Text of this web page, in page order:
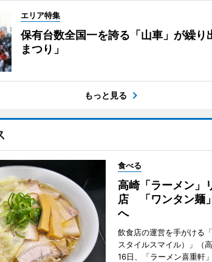
エリア特集
保有台数全国一を誇る「山車」が繰り
まつり」
もっと見る
食べる
高崎「ラーメン」
店 「ワンタン麺
へ
飲食店の運営を手がける
スタイルスマイル）」（
16日、「ラーメン喜重軒